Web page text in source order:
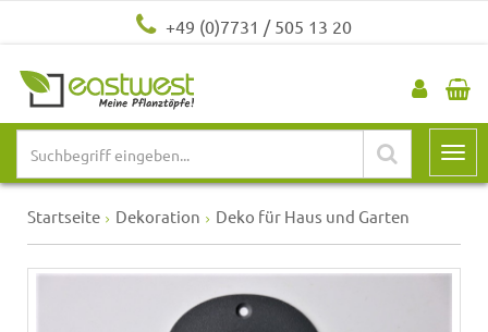
+49 (0)7731 / 505 13 20
Startseite Dekoration Deko für Haus und Garten